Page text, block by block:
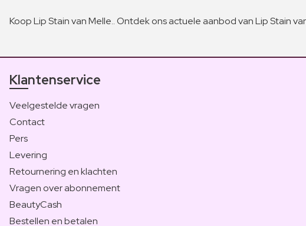
Koop Lip Stain van Melle.. Ontdek ons actuele aanbod van Lip Stain
Klantenservice
Veelgestelde vragen
Contact
Pers
Levering
Retournering en klachten
Vragen over abonnement
BeautyCash
Bestellen en betalen